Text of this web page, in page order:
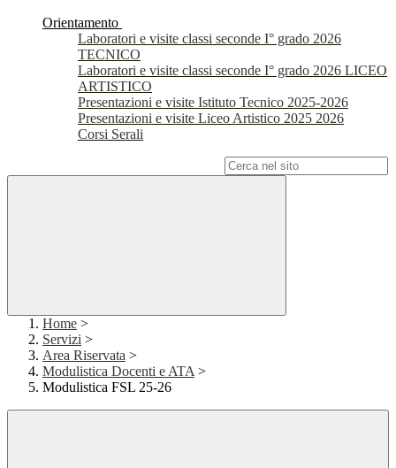
Orientamento
Laboratori e visite classi seconde I° grado 2026
TECNICO
Laboratori e visite classi seconde I° grado 2026 LICEO
ARTISTICO
Presentazioni e visite Istituto Tecnico 2025-2026
Presentazioni e visite Liceo Artistico 2025 2026
Corsi Serali
Home >
Servizi >
Area Riservata >
Modulistica Docenti e ATA >
Modulistica FSL 25-26